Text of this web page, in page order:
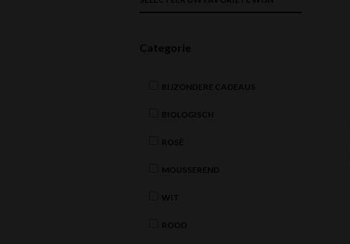
Categorie
BIJZONDERE CADEAUS
BIOLOGISCH
ROSÉ
MOUSSEREND
WIT
ROOD